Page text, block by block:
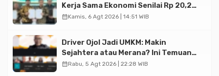
Kerja Sama Ekonomi Senilai Rp 20,2
Triliun
calendar_monthKamis, 6 Agt 2026 | 14:51 WIB
Driver Ojol Jadi UMKM: Makin
Sejahtera atau Merana? Ini Temuan
Diskusi Paramadina
calendar_monthRabu, 5 Agt 2026 | 22:28 WIB